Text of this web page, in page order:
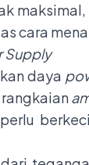
cara
Supply
daya